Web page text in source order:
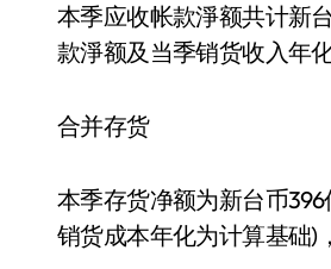
本季应收帐款淨额共计新
款淨额及当季销货收入年
合并存货
本季存货净额为新台币
销货成本年化为计算基础)